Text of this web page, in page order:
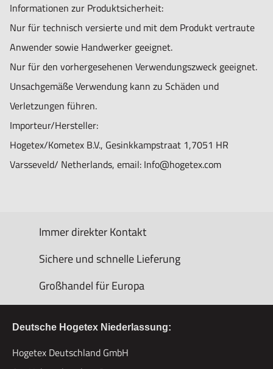
Informationen zur Produktsicherheit:
Nur für technisch versierte und mit dem Produkt vertraute
Anwender sowie Handwerker geeignet.
Nur für den vorhergesehenen Verwendungszweck geeignet.
Unsachgemäße Verwendung kann zu Schäden und
Verletzungen führen.
Importeur/Hersteller:
Hogetex/Kometex B.V., Gesinkkampstraat 1,7051 HR
Varsseveld/ Netherlands, email: Info@hogetex.com
Immer direkter Kontakt
Sichere und schnelle Lieferung
Großhandel für Europa
Deutsche Hogetex Niederlassung:
Hogetex Deutschland GmbH